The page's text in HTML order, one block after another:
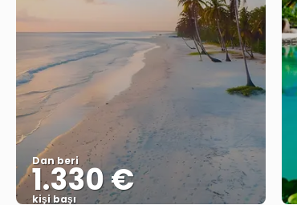
Dan beri
1.330 €
kişi başı